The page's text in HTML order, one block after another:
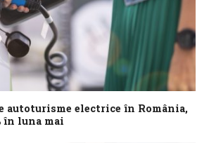
electrice în România,
în luna mai